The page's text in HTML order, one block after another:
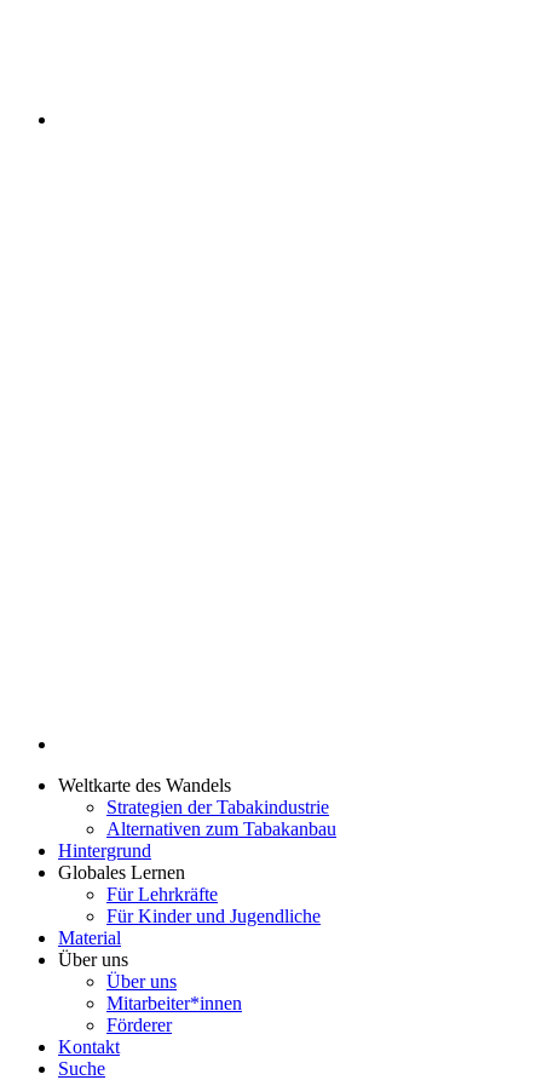
Weltkarte des Wandels
Strategien der Tabakindustrie
Alternativen zum Tabakanbau
Hintergrund
Globales Lernen
Für Lehrkräfte
Für Kinder und Jugendliche
Material
Über uns
Über uns
Mitarbeiter*innen
Förderer
Kontakt
Suche